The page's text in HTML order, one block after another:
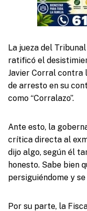
La jueza del
ratificó el
Javier Corral contra
de arresto en su
como “Corralazo”.
Ante esto, la
crítica directa al
dijo algo, según él
honesto. Sabe bien
persiguiéndome y se
Por su parte, la